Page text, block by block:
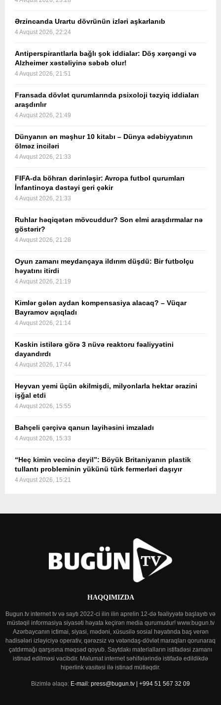
Ərzincanda Urartu dövrünün izləri aşkarlanıb
4 Avqust 2026, 22:24
Antiperspirantlarla bağlı şok iddialar: Döş xərçəngi və
Alzheimer xəstəliyinə səbəb olur!
4 Avqust 2026, 21:51
Fransada dövlət qurumlarında psixoloji təzyiq iddiaları
araşdırılır
4 Avqust 2026, 21:49
Dünyanın ən məşhur 10 kitabı – Dünya ədəbiyyatının
ölməz inciləri
4 Avqust 2026, 21:33
FIFA-da böhran dərinləşir: Avropa futbol qurumları
İnfantinoya dəstəyi geri çəkir
4 Avqust 2026, 21:33
Ruhlar həqiqətən mövcuddur? Son elmi araşdırmalar nə
göstərir?
4 Avqust 2026, 21:28
Oyun zamanı meydançaya ildırım düşdü: Bir futbolçu
həyatını itirdi
4 Avqust 2026, 21:19
Kimlər gələn aydan kompensasiya alacaq? – Vüqar
Bayramov açıqladı
4 Avqust 2026, 21:14
Kəskin istilərə görə 3 nüvə reaktoru fəaliyyətini
dayandırdı
4 Avqust 2026, 17:44
Heyvan yemi üçün əkilmişdi, milyonlarla hektar ərazini
işğal etdi
4 Avqust 2026, 15:55
Bahçeli çərçivə qanun layihəsini imzaladı
4 Avqust 2026, 15:33
“Heç kimin vecinə deyil”: Böyük Britaniyanın plastik
tullantı probleminin yükünü türk fermerləri daşıyır
4 Avqust 2026, 15:21
HAQQIMIZDA
Bugun.tv internet tv və saytı 2022-ci ilin ilin aprelin 12-də fəaliyyətə başlayıb və
müstəqil informasiya siyasəti həyata keçirən media qurumudur! www.bugun.tv
Azərbaycanın ictimai, siyasi, mədəni, xüsusilə sosial həyatında baş verən
hadisələri izləyiciyə operativ, qərəzsiz və vətəndaş-dövlət maraqları qorunaraq
çatdırmağı qarşısına məqsəd qoyub. Saytdakı materialların istifadəsi zamanı
istinad edilməsi vacibdir. Məlumat internet səhifələrində istifadə edildikdə
hiperlink vasitəsi ilə istinad mütləqdir.
Bizimlə əlaqə: E-mail: press@bugun.tv | +994 51 567 32 09